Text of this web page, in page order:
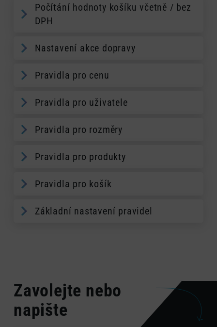
Počítání hodnoty košíku včetně / bez
DPH
Nastavení akce dopravy
Pravidla pro cenu
Pravidla pro uživatele
Pravidla pro rozměry
Pravidla pro produkty
Pravidla pro košík
Základní nastavení pravidel
Zavolejte nebo
napište